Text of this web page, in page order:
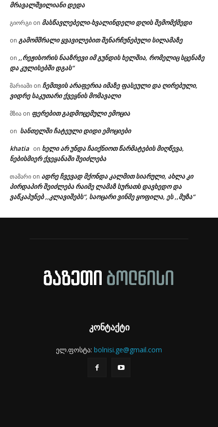
მრავალშვილიანი დედა
გიორგი on მასწავლებელი-ხვალინდელი დღის შემომქმედი
on გამომშრალი ყვავილებით შენარჩუნებული სილამაზე
on ,,რეჟისორის ნააზრევი იმ გუნდის ხელშია, რომელიც სცენაზე
და კულისებში დგას“
მარიამი on ჩემთვის არაფერია იმაზე ფასეული და ღირებული,
ვიდრე საკუთარი ქვეყნის მომავალი
მზია on ფერებით გადმოცემული ემოცია
on სანთელში ჩატეული დიდი ემოციები
khatia on ხელი არ უნდა ჩაიქნიოთ წარმატების მიღწევა,
ნებისმიერ ქვეყანაში შეიძლება
თამარი on ადრე ჩვევად მქონდა კალმით სიარული, ახლა კი
პირდაპირ შეიძლება რაიმე ლამაზ სურათს დავხედო და
ვაწკაპუნებ ,,კლავიშებს“, საოცარი ვინმე ყოფილა, ეს ,,მუზა“
კონტაქტი
ელ.ფოსტა: bolnisi.ge@gmail.com